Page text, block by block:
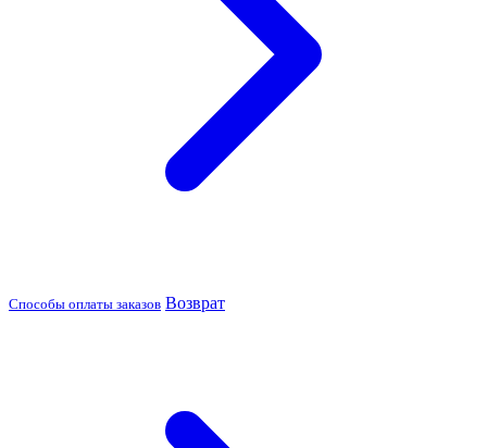
Способы оплаты заказов Возврат